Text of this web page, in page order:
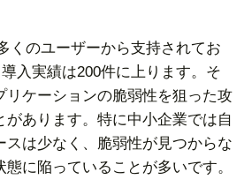
くのユーザーから支持されてお
入実績は200件に上ります。そ
リケーションの脆弱性を狙った攻
があります。特に中小企業では自
スは少なく、脆弱性が見つからな
に陥っていることが多いです。